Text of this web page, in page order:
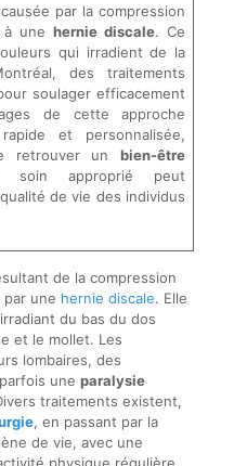
par la compression
à unehernie discale. Ce
qui irradient de la
des traitements
soulager efficacement
de cette approche
et personnalisée,
retrouver unbien-être
soin approprié peut
de vie des individus
de la compression
une hernie discale. Elle
du bas du dos
et le mollet. Les
lombaires, des
une paralysie
traitements existent,
, en passant par la
de vie, avec une